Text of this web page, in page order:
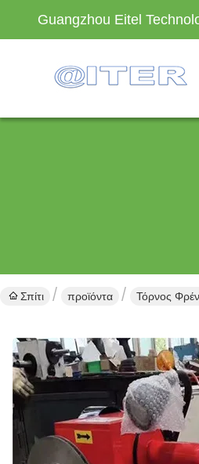
Guangzhou Eitel
Σπίτι προϊόντα Τόρνος